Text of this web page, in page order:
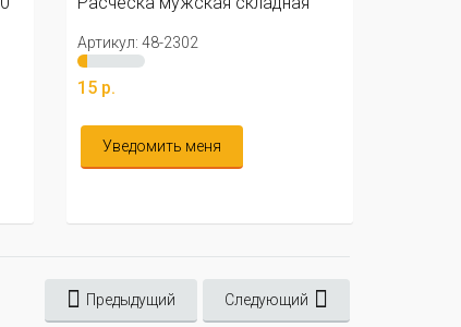
Артикул: 01-3044
77 р.
В корзину
Предыдущий Следующий